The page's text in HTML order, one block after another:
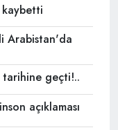
kaybetti
Arabistan'da
tarihine geçti!..
açıklaması